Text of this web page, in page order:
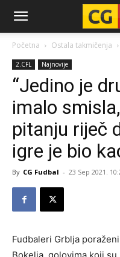
CG-
Fudbal
Početna Ostala takmičenja
2.CFL Najnovije
“Jedino je
imalo
pitanju riječ
igre je bio
By CG Fudbal - 23 Sep 2021.
Fudbaleri Grblja